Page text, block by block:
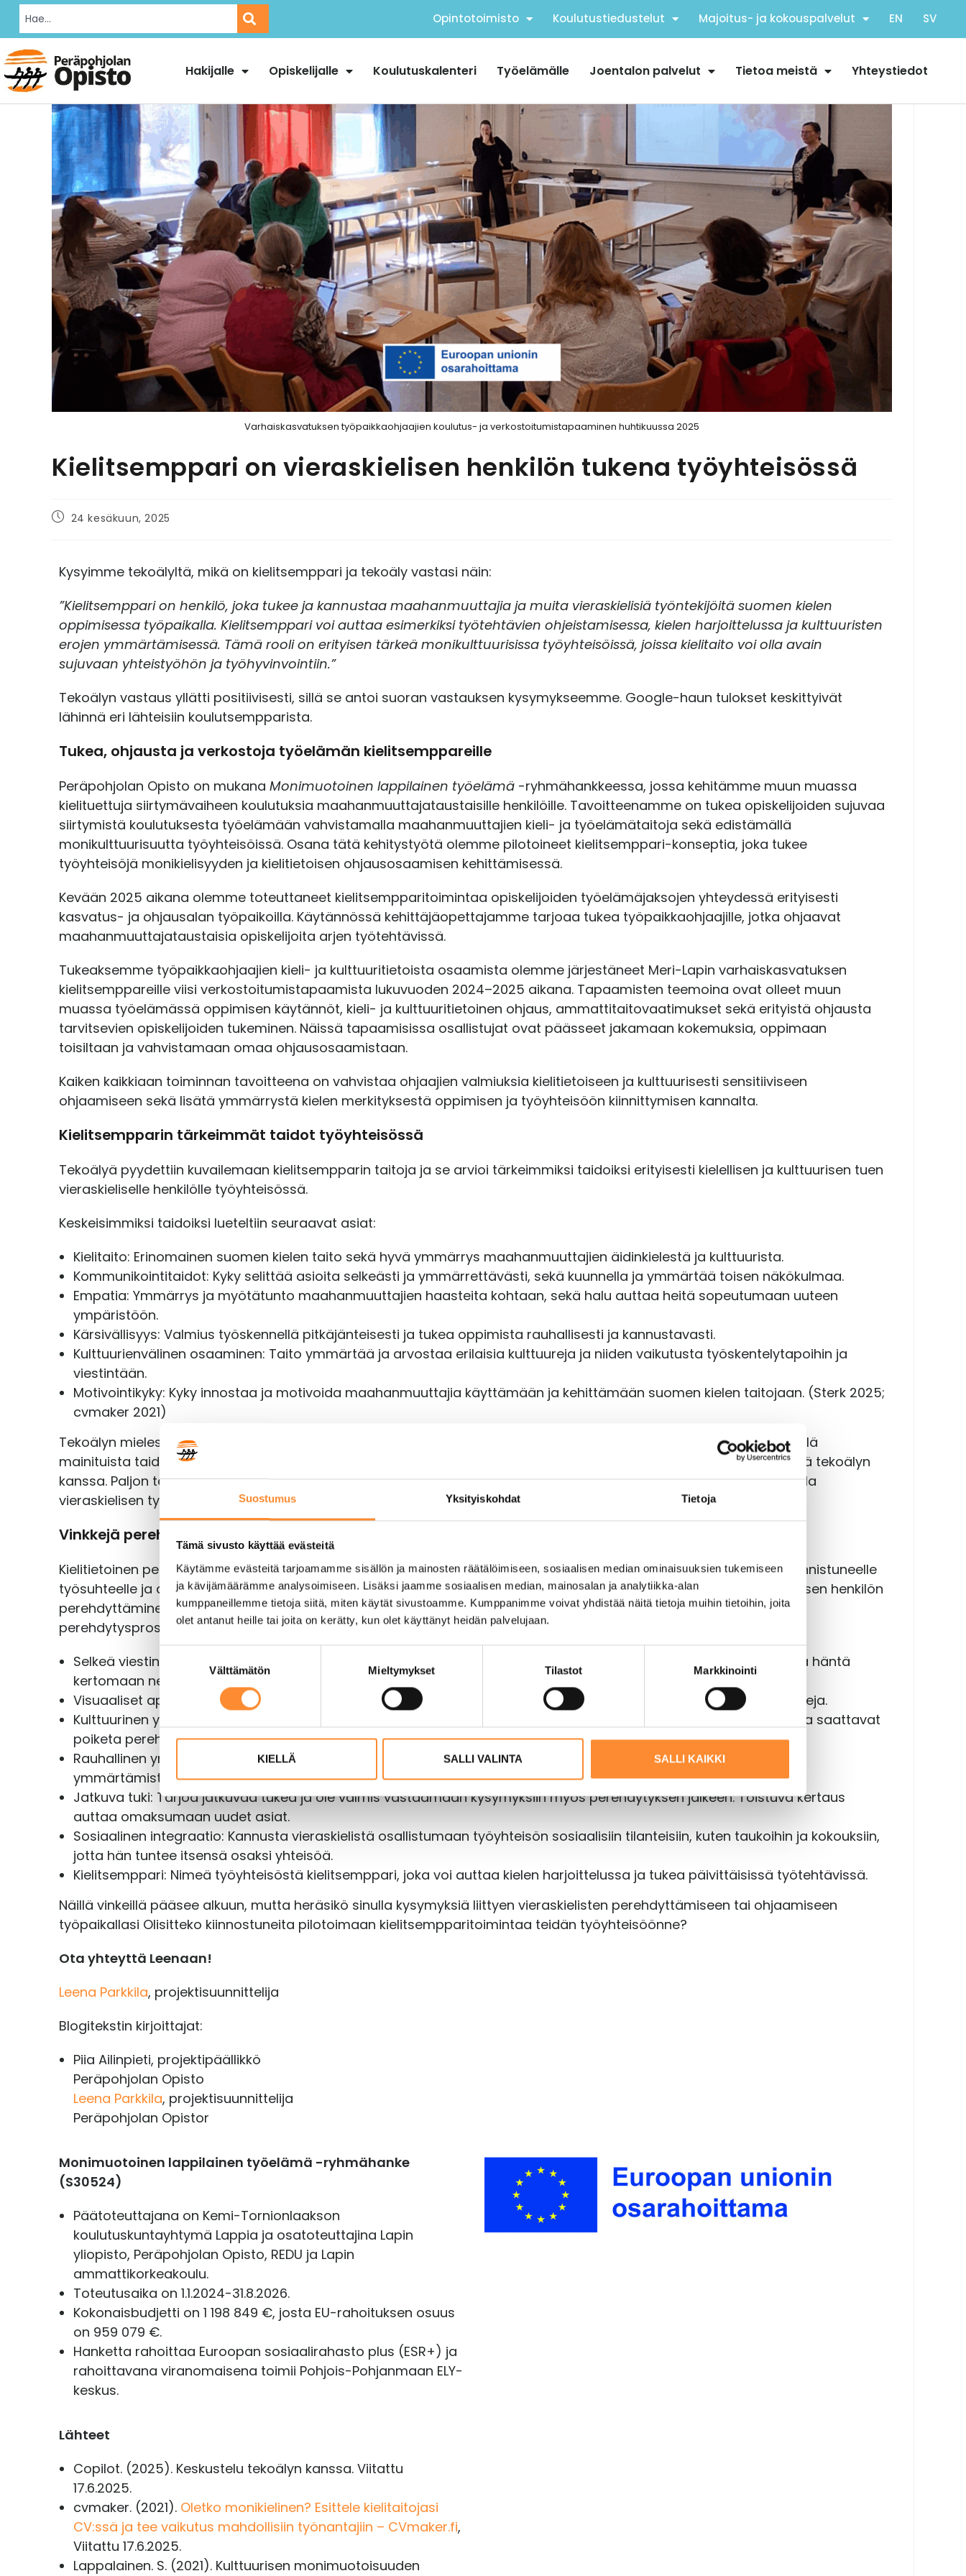
Suostumus Yksityiskohdat Tietoja
Tämä sivusto käyttää evästeitä
Käytämme evästeitä tarjoamamme sisällön ja mainosten räätälöimiseen, sosiaalisen median ominaisuuksien tukemiseen
ja kävijämäärämme analysoimiseen. Lisäksi jaamme sosiaalisen median, mainosalan ja analytiikka-alan
kumppaneillemme tietoja siitä, miten käytät sivustoamme. Kumppanimme voivat yhdistää näitä tietoja muihin tietoihin, joita
olet antanut heille tai joita on kerätty, kun olet käyttänyt heidän palvelujaan.
o
s
t
u
m
u
k
n
v
a
i
n
a
Välttämätön Mieltymykset Tilastot Markkinointi
KIELLÄ SALLI VALINTA SALLI KAIKKI
Opintotoimisto Koulutustiedustelut Majoitus- ja kokouspalvelut EN SV
Hakijalle Opiskelijalle Koulutuskalenteri Työelämälle Joentalon palvelut Tietoa meistä Yhteystiedot
Varhaiskasvatuksen työpaikkaohjaajien koulutus- ja verkostoitumistapaaminen huhtikuussa 2025
Kielitsemppari on vieraskielisen henkilön tukena työyhteisössä
24 kesäkuun, 2025
Kysyimme tekoälyltä, mikä on kielitsemppari ja tekoäly vastasi näin:
”Kielitsemppari on henkilö, joka tukee ja kannustaa maahanmuuttajia ja muita vieraskielisiä työntekijöitä suomen kielen
oppimisessa työpaikalla. Kielitsemppari voi auttaa esimerkiksi työtehtävien ohjeistamisessa, kielen harjoittelussa ja kulttuuristen
erojen ymmärtämisessä. Tämä rooli on erityisen tärkeä monikulttuurisissa työyhteisöissä, joissa kielitaito voi olla avain
sujuvaan yhteistyöhön ja työhyvinvointiin.”
Tekoälyn vastaus yllätti positiivisesti, sillä se antoi suoran vastauksen kysymykseemme. Google-haun tulokset keskittyivät
lähinnä eri lähteisiin koulutsempparista.
Tukea, ohjausta ja verkostoja työelämän kielitsemppareille
Peräpohjolan Opisto on mukana Monimuotoinen lappilainen työelämä -ryhmähankkeessa, jossa kehitämme muun muassa
kielituettuja siirtymävaiheen koulutuksia maahanmuuttajataustaisille henkilöille. Tavoitteenamme on tukea opiskelijoiden sujuvaa
siirtymistä koulutuksesta työelämään vahvistamalla maahanmuuttajien kieli- ja työelämätaitoja sekä edistämällä
monikulttuurisuutta työyhteisöissä. Osana tätä kehitystyötä olemme pilotoineet kielitsemppari-konseptia, joka tukee
työyhteisöjä monikielisyyden ja kielitietoisen ohjausosaamisen kehittämisessä.
Kevään 2025 aikana olemme toteuttaneet kielitsempparitoimintaa opiskelijoiden työelämäjaksojen yhteydessä erityisesti
kasvatus- ja ohjausalan työpaikoilla. Käytännössä kehittäjäopettajamme tarjoaa tukea työpaikkaohjaajille, jotka ohjaavat
maahanmuuttajataustaisia opiskelijoita arjen työtehtävissä.
Tukeaksemme työpaikkaohjaajien kieli- ja kulttuuritietoista osaamista olemme järjestäneet Meri-Lapin varhaiskasvatuksen
kielitsemppareille viisi verkostoitumistapaamista lukuvuoden 2024–2025 aikana. Tapaamisten teemoina ovat olleet muun
muassa työelämässä oppimisen käytännöt, kieli- ja kulttuuritietoinen ohjaus, ammattitaitovaatimukset sekä erityistä ohjausta
tarvitsevien opiskelijoiden tukeminen. Näissä tapaamisissa osallistujat ovat päässeet jakamaan kokemuksia, oppimaan
toisiltaan ja vahvistamaan omaa ohjausosaamistaan.
Kaiken kaikkiaan toiminnan tavoitteena on vahvistaa ohjaajien valmiuksia kielitietoiseen ja kulttuurisesti sensitiiviseen
ohjaamiseen sekä lisätä ymmärrystä kielen merkityksestä oppimisen ja työyhteisöön kiinnittymisen kannalta.
Kielitsempparin tärkeimmät taidot työyhteisössä
Tekoälyä pyydettiin kuvailemaan kielitsempparin taitoja ja se arvioi tärkeimmiksi taidoiksi erityisesti kielellisen ja kulttuurisen tuen
vieraskieliselle henkilölle työyhteisössä.
Keskeisimmiksi taidoiksi lueteltiin seuraavat asiat:
Kielitaito: Erinomainen suomen kielen taito sekä hyvä ymmärrys maahanmuuttajien äidinkielestä ja kulttuurista.
Kommunikointitaidot: Kyky selittää asioita selkeästi ja ymmärrettävästi, sekä kuunnella ja ymmärtää toisen näkökulmaa.
Empatia: Ymmärrys ja myötätunto maahanmuuttajien haasteita kohtaan, sekä halu auttaa heitä sopeutumaan uuteen
ympäristöön.
Kärsivällisyys: Valmius työskennellä pitkäjänteisesti ja tukea oppimista rauhallisesti ja kannustavasti.
Kulttuurienvälinen osaaminen: Taito ymmärtää ja arvostaa erilaisia kulttuureja ja niiden vaikutusta työskentelytapoihin ja
viestintään.
Motivointikyky: Kyky innostaa ja motivoida maahanmuuttajia käyttämään ja kehittämään suomen kielen taitojaan. (Sterk 2025;
cvmaker 2021)
Tekoälyn mielestä näillä taidoilla kielitsemppari auttaa vieraskielistä integroitumaan työyhteisöön. Monet näistä edellä
mainituista taidoista ovat tärkeitä, mutta erinomaisen suomen kielen taidon vaatimuksesta, emme ole samaa mieltä tekoälyn
kanssa. Paljon tärkeämpänä asiana koemme kommunikointitaidon selkeään ja ymmärrettävään kieleen, ja haluun olla
vieraskielisen työntekijän tai opiskelijan tukena ja motivaattorina.
Vinkkejä perehdytysprosessiin
Kielitietoinen perehdyttäminen ja ohjaus on tulevaisuudessa tarpeen alalla kuin alalla. Hyvä perehdytys luo pohjan onnistuneelle
työsuhteelle ja auttaa vieraskielistä työntekijää sopeutumaan uuteen työympäristöön. (Lappalainen 2021) Vieraskielisen henkilön
perehdyttäminen työpaikalla vaatii erityistä tukea ja huomiota. Tässä muutamia vinkkejä, jotka voivat auttaa
perehdytysprosessissa. (Ohjaan.fi 2025)
Selkeä viestintä: Käytä selkeää ja yksinkertaista kieltä. Varmista, että perehdytettävä ymmärtää ohjeet pyytämällä häntä
kertomaan ne omin sanoin.
Visuaaliset apuvälineet: Käytä kuvia, kaavioita ja muita visuaalisia apuvälineitä selittämään työtehtäviä ja prosesseja.
Kulttuurinen ymmärrys: Ole tietoinen kulttuurieroista ja kunnioita niitä. Selitä työpaikan käytännöt ja odotukset, jotka saattavat
poiketa perehdytettävän kotimaan käytännöistä.
Rauhallinen ympäristö: Järjestä perehdytykset rauhallisessa ympäristössä, jotta ylimääräinen hälinä ei vaikeuta
ymmärtämistä.
Jatkuva tuki: Tarjoa jatkuvaa tukea ja ole valmis vastaamaan kysymyksiin myös perehdytyksen jälkeen. Toistuva kertaus
auttaa omaksumaan uudet asiat.
Sosiaalinen integraatio: Kannusta vieraskielistä osallistumaan työyhteisön sosiaalisiin tilanteisiin, kuten taukoihin ja kokouksiin,
jotta hän tuntee itsensä osaksi yhteisöä.
Kielitsemppari: Nimeä työyhteisöstä kielitsemppari, joka voi auttaa kielen harjoittelussa ja tukea päivittäisissä työtehtävissä.
Näillä vinkeillä pääsee alkuun, mutta heräsikö sinulla kysymyksiä liittyen vieraskielisten perehdyttämiseen tai ohjaamiseen
työpaikallasi Olisitteko kiinnostuneita pilotoimaan kielitsempparitoimintaa teidän työyhteisöönne?
Ota yhteyttä Leenaan!
Leena Parkkila, projektisuunnittelija
Blogitekstin kirjoittajat:
Piia Ailinpieti, projektipäällikkö
Peräpohjolan Opisto
Leena Parkkila, projektisuunnittelija
Peräpohjolan Opistor
Monimuotoinen lappilainen työelämä -ryhmähanke
(S30524)
Päätoteuttajana on Kemi-Tornionlaakson
koulutuskuntayhtymä Lappia ja osatoteuttajina Lapin
yliopisto, Peräpohjolan Opisto, REDU ja Lapin
ammattikorkeakoulu.
Toteutusaika on 1.1.2024-31.8.2026.
Kokonaisbudjetti on 1 198 849 €, josta EU-rahoituksen osuus
on 959 079 €.
Hanketta rahoittaa Euroopan sosiaalirahasto plus (ESR+) ja
rahoittavana viranomaisena toimii Pohjois-Pohjanmaan ELY-
keskus.
Lähteet
Copilot. (2025). Keskustelu tekoälyn kanssa. Viitattu
17.6.2025.
cvmaker. (2021). Oletko monikielinen? Esittele kielitaitojasi
CV:ssä ja tee vaikutus mahdollisiin työnantajiin – CVmaker.fi,
Viitattu 17.6.2025.
Lappalainen. S. (2021). Kulttuurisen monimuotoisuuden